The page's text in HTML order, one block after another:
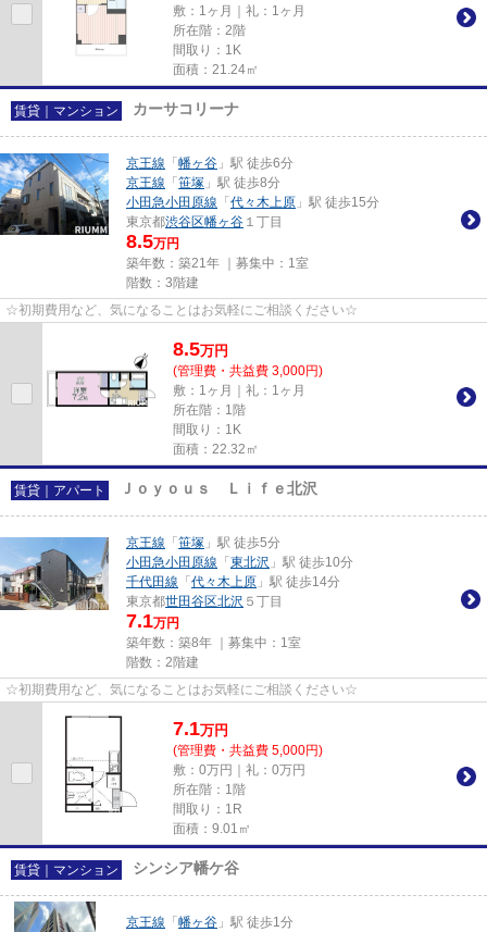
敷：1ヶ月｜礼：1ヶ月
所在階：2階
間取り：1K
面積：21.24㎡
賃貸｜マンション カーサコリーナ
京王線 「幡ヶ谷 」駅 徒歩6分
京王線 「笹塚 」駅 徒歩8分
小田急小田原線 「代々木上原 」駅 徒歩15分
東京都渋谷区幡ヶ谷 １丁目
8.5万円
築年数：築21年 ｜募集中： 1室
階数：3階建
☆初期費用など、気になることはお気軽にご相談ください☆
8.5万円
(管理費・共益費 3,000円)
敷：1ヶ月｜礼：1ヶ月
所在階：1階
間取り：1K
面積：22.32㎡
賃貸｜アパート Ｊｏｙｏｕｓ Ｌｉｆｅ北沢
京王線 「笹塚 」駅 徒歩5分
小田急小田原線 「東北沢 」駅 徒歩10分
千代田線 「代々木上原 」駅 徒歩14分
東京都世田谷区北沢 ５丁目
7.1万円
築年数：築8年 ｜募集中： 1室
階数：2階建
☆初期費用など、気になることはお気軽にご相談ください☆
7.1万円
(管理費・共益費 5,000円)
敷：0万円｜礼：0万円
所在階：1階
間取り：1R
面積：9.01㎡
賃貸｜マンション シンシア幡ケ谷
京王線 「幡ヶ谷 」駅 徒歩1分